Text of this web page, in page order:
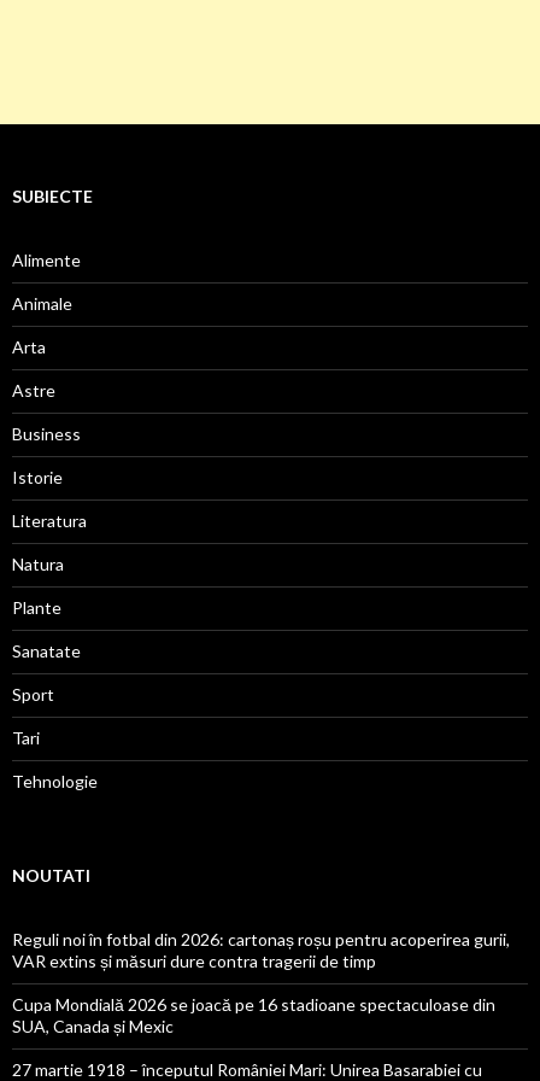
SUBIECTE
Alimente
Animale
Arta
Astre
Business
Istorie
Literatura
Natura
Plante
Sanatate
Sport
Tari
Tehnologie
NOUTATI
Reguli noi în fotbal din 2026: cartonaș roșu pentru acoperirea gurii,
VAR extins și măsuri dure contra tragerii de timp
Cupa Mondială 2026 se joacă pe 16 stadioane spectaculoase din
SUA, Canada și Mexic
27 martie 1918 – începutul României Mari: Unirea Basarabiei cu